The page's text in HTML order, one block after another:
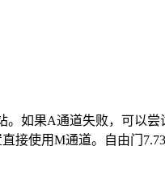
。如果A通道失败，可以
接使用M通道。自由门